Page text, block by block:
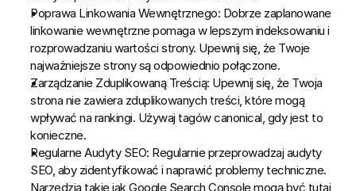
Poprawa Linkowania Wewnętrznego: Dobrze zaplanowane
linkowanie wewnętrzne pomaga w lepszym indeksowaniu i
rozprowadzaniu wartości strony. Upewnij się, że Twoje
najważniejsze strony są odpowiednio połączone.
Zarządzanie Zduplikowaną Treścią: Upewnij się, że Twoja
strona nie zawiera zduplikowanych treści, które mogą
wpływać na rankingi. Używaj tagów canonical, gdy jest to
konieczne.
Regularne Audyty SEO: Regularnie przeprowadzaj audyty
SEO, aby zidentyfikować i naprawić problemy techniczne.
Narzędzia takie jak Google Search Console mogą być tutaj